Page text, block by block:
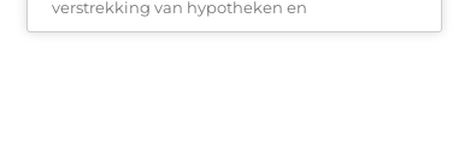
verstrekking van hypotheken en